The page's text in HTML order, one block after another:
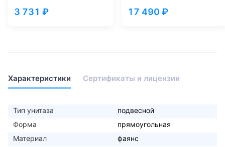
3 731 ₽ 17 490 ₽
Характеристики Сертификаты и лицензии
Тип унитаза
подвесной
Форма
прямоугольная
Материал
фаянс